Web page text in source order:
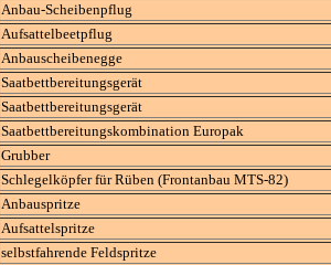
Anbau-Scheibenpflug
Aufsattelbeetpflug
Anbauscheibenegge
Saatbettbereitungsgerät
Saatbettbereitungsgerät
Saatbettbereitungskombination Europak
Grubber
Schlegelköpfer für Rüben (Frontanbau MTS-82)
Anbauspritze
Aufsattelspritze
selbstfahrende Feldspritze